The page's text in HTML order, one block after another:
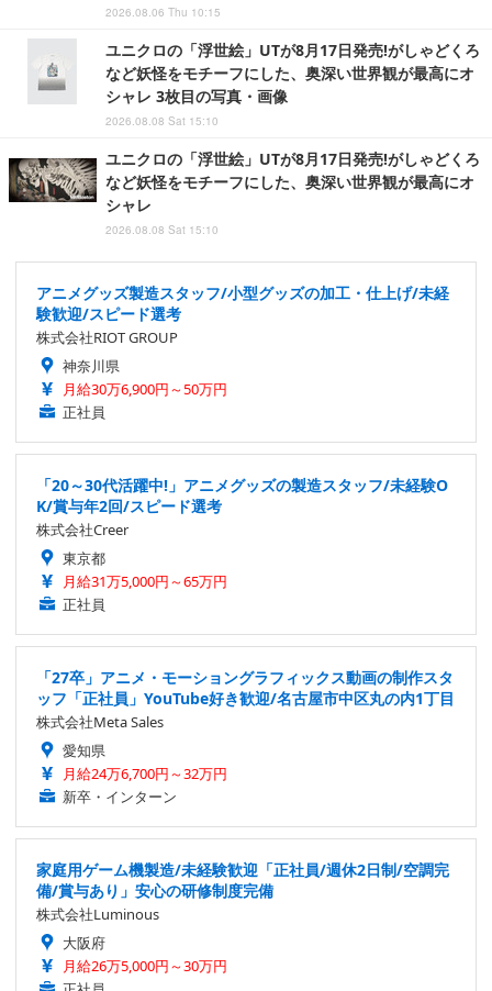
2026.08.06 Thu 10:15
ユニクロの「浮世絵」UTが8月17日発売!がしゃどくろ
など妖怪をモチーフにした、奥深い世界観が最高にオ
シャレ 3枚目の写真・画像
2026.08.08 Sat 15:10
ユニクロの「浮世絵」UTが8月17日発売!がしゃどくろ
など妖怪をモチーフにした、奥深い世界観が最高にオ
シャレ
2026.08.08 Sat 15:10
アニメグッズ製造スタッフ/小型グッズの加工・仕上げ/未経
験歓迎/スピード選考
株式会社RIOT GROUP
神奈川県
月給30万6,900円～50万円
正社員
「20～30代活躍中!」アニメグッズの製造スタッフ/未経験O
K/賞与年2回/スピード選考
株式会社Creer
東京都
月給31万5,000円～65万円
正社員
「27卒」アニメ・モーショングラフィックス動画の制作スタ
ッフ「正社員」YouTube好き歓迎/名古屋市中区丸の内1丁目
株式会社Meta Sales
愛知県
月給24万6,700円～32万円
新卒・インターン
家庭用ゲーム機製造/未経験歓迎「正社員/週休2日制/空調完
備/賞与あり」安心の研修制度完備
株式会社Luminous
大阪府
月給26万5,000円～30万円